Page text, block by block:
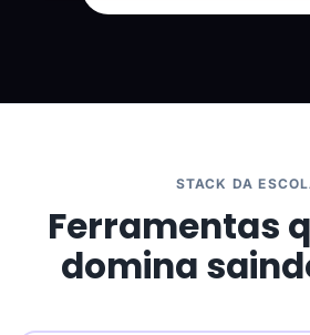
STACK DA
Ferramentas
domina